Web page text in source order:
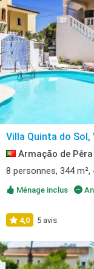
Villa Quinta do Sol,
Armação de Pêra
8 personnes, 344
Ménage inclus
4,0 5 avis